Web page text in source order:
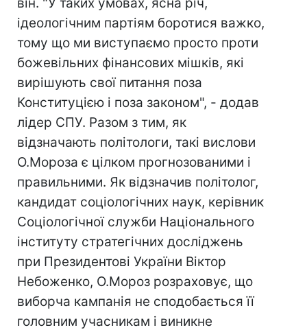
ідеологічним партіям боротися важко,
тому що ми виступаємо просто проти
божевільних фінансових мішків, які
вирішують свої питання поза
Конституцією і поза законом", - додав
лідер СПУ. Разом з тим, як
відзначають політологи, такі вислови
О.Мороза є цілком прогнозованими і
правильними. Як відзначив політолог,
кандидат соціологічних наук, керівник
Соціологічної служби Національного
інституту стратегічних досліджень
при Президентові України Віктор
Небоженко, О.Мороз розраховує, що
виборча кампанія не сподобається її
головним учасникам і виникне